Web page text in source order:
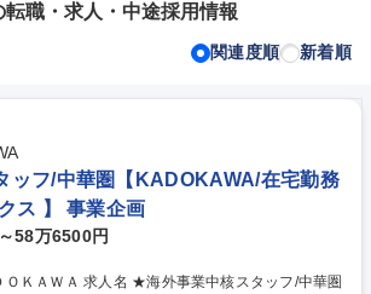
転職・求人・中途採用情報
関連度順 新着順
ッフ/中華圏【KADOKAWA/在宅勤務
ス 】 事業企画
58万6500円
事業中核スタッフ/中華圏